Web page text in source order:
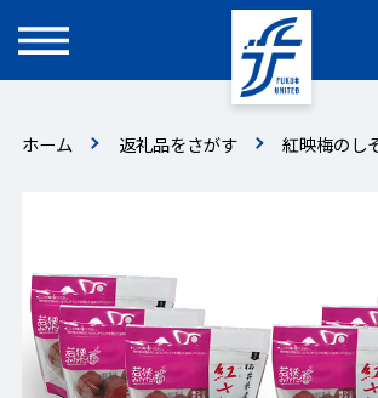
ホーム 返礼品をさがす 紅映梅のし